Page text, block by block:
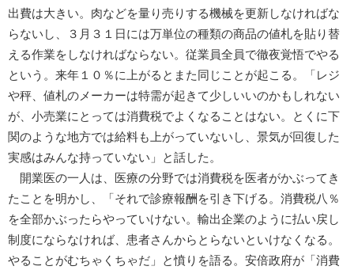
出費は大きい。肉などを量り売りする機械を更新しなければな
らないし、３月３１日には万単位の種類の商品の値札を貼り替
える作業をしなければならない。従業員全員で徹夜覚悟でやる
という。来年１０％に上がるとまた同じことが起こる。「レジ
や秤、値札のメーカーは特需が起きて少しいいのかもしれない
が、小売業にとっては消費税でよくなることはない。とくに下
関のような地方では給料も上がっていないし、景気が回復した
実感はみんな持っていない」と話した。
開業医の一人は、医療の分野では消費税を医者がかぶってき
たことを明かし、「それで診療報酬を引き下げる。消費税八％
を全部かぶったらやっていけない。輸出企業のように払い戻し
制度にならなければ、患者さんからとらないといけなくなる。
やることがむちゃくちゃだ」と憤りを語る。安倍政府が「消費